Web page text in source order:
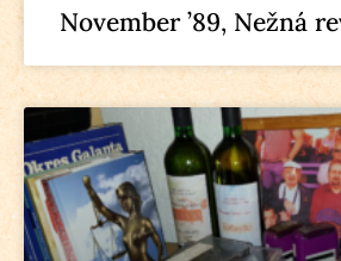
November ’89, Nežná